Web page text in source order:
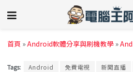
首頁 »Android軟體分享與刷機教學 »
Tags: Android 免費電視 新聞直播